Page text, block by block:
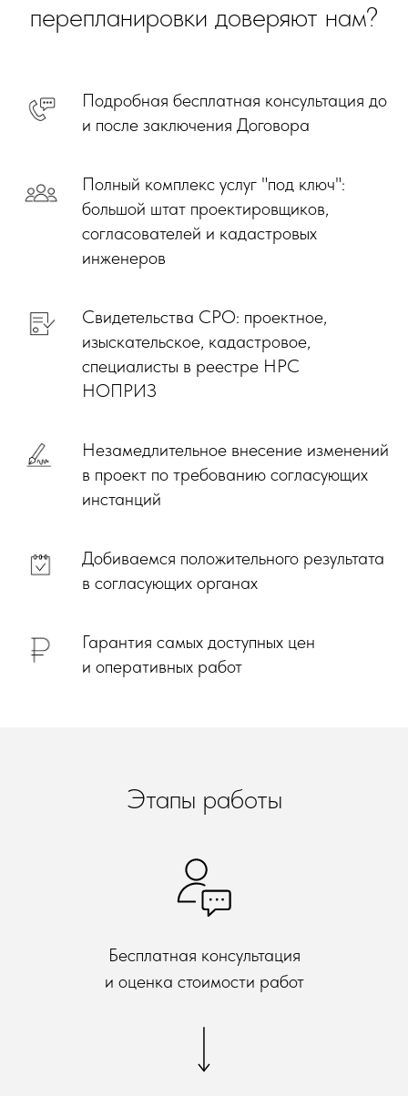
перепланировки доверяют нам?
Подробная бесплатная консультация до
и после заключения Договора
Полный комплекс услуг "под ключ":
большой штат проектировщиков,
согласователей и кадастровых
инженеров
Свидетельства СРО: проектное,
изыскательское, кадастровое,
специалисты в реестре НРС
НОПРИЗ
Незамедлительное внесение изменений
в проект по требованию согласующих
инстанций
Добиваемся положительного результата
в согласующих органах
Гарантия самых доступных цен
и оперативных работ
Этапы работы
Бесплатная консультация
и оценка стоимости работ